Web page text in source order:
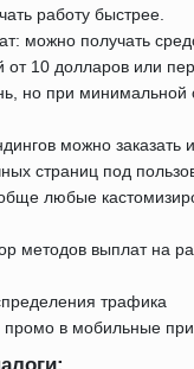
работу быстрее.
можно получать
10 долларов или
но при минимальной
можно заказать
страниц под
любые
методов выплат на
трафика
промо в мобильные